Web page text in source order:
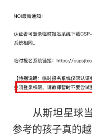
从斯坦星球
参考的孩子真的越